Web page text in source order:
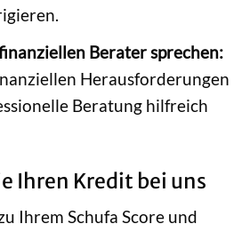
Berater sprechen:
Herausforderungen
Beratung hilfreich
Ihren Kredit bei uns
Ihrem Schufa Score und